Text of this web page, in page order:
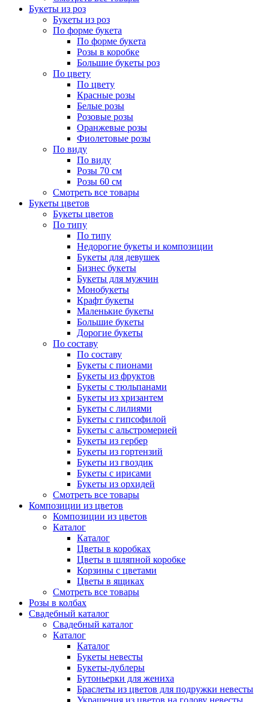
Букеты из роз
Букеты из роз
По форме букета
По форме букета
Розы в коробке
Большие букеты роз
По цвету
По цвету
Красные розы
Белые розы
Розовые розы
Оранжевые розы
Фиолетовые розы
По виду
По виду
Розы 70 см
Розы 60 см
Смотреть все товары
Букеты цветов
Букеты цветов
По типу
По типу
Недорогие букеты и композиции
Букеты для девушек
Бизнес букеты
Букеты для мужчин
Монобукеты
Крафт букеты
Маленькие букеты
Большие букеты
Дорогие букеты
По составу
По составу
Букеты с пионами
Букеты из фруктов
Букеты с тюльпанами
Букеты из хризантем
Букеты с лилиями
Букеты с гипсофилой
Букеты с альстромерией
Букеты из гербер
Букеты из гортензий
Букеты из гвоздик
Букеты с ирисами
Букеты из орхидей
Смотреть все товары
Композиции из цветов
Композиции из цветов
Каталог
Каталог
Цветы в коробках
Цветы в шляпной коробке
Корзины с цветами
Цветы в ящиках
Смотреть все товары
Розы в колбах
Свадебный каталог
Свадебный каталог
Каталог
Каталог
Букеты невесты
Букеты-дублеры
Бутоньерки для жениха
Браслеты из цветов для подружки невесты